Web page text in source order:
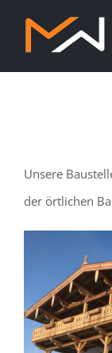
Unsere
der örtlichen